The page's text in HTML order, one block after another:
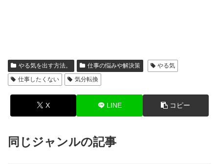
やる気を出す方法。 仕事の悩みや解決策
やる気
仕事したくない
気分転換
X LINE コピー
同じジャンルの記事